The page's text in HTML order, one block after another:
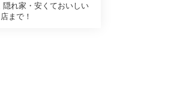
隠れ家・安くておいしい
まで！